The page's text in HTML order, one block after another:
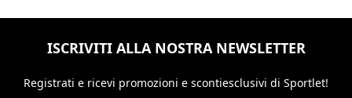
ISCRIVITI ALLA NOSTRA NEWSLETTER
Registrati e ricevi promozioni e scontiesclusivi di Sportlet!